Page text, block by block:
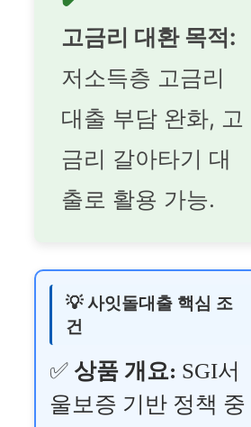
고금리 대환 목적:
저소득층 고금리
대출 부담 완화, 고
금리 갈아타기 대
출로 활용 가능.
💡 사잇돌대출 핵심 조
건
✅ 상품 개요: SGI서
울보증 기반 정책 중